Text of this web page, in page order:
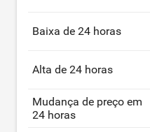
Baixa de 24 horas
Alta de 24 horas
Mudança de preço em
24 horas